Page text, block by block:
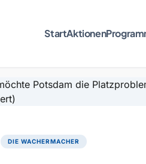
StartAktionen
DIE WACHERMACHER